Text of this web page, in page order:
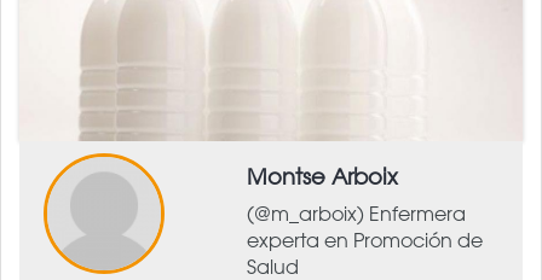
Montse Arboix
(@m_arboix) Enfermera
experta en Promoción de
Salud